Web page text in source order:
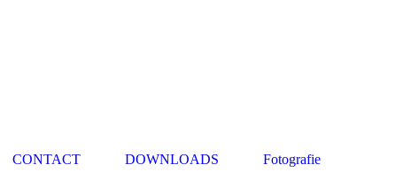
CONTACT DOWNLOADS Fotografie